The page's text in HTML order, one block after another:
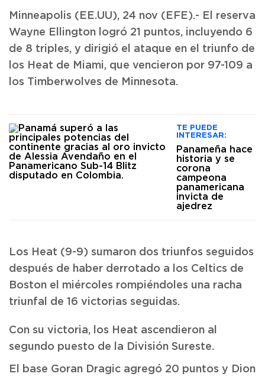
Minneapolis (EE.UU), 24 nov (EFE).- El reserva
Wayne Ellington logró 21 puntos, incluyendo 6
de 8 triples, y dirigió el ataque en el triunfo de
los Heat de Miami, que vencieron por 97-109 a
los Timberwolves de Minnesota.
TE PUEDE
INTERESAR:
Panameña hace
historia y se
corona
campeona
panamericana
invicta de
ajedrez
Los Heat (9-9) sumaron dos triunfos seguidos
después de haber derrotado a los Celtics de
Boston el miércoles rompiéndoles una racha
triunfal de 16 victorias seguidas.
Con su victoria, los Heat ascendieron al
segundo puesto de la División Sureste.
El base Goran Dragic agregó 20 puntos y Dion